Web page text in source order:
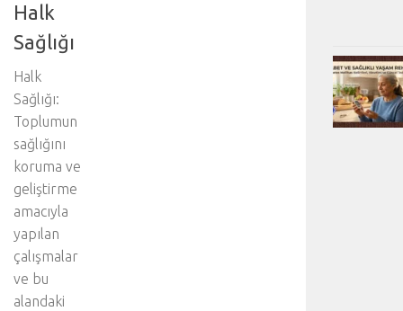
Halk
Sağlığı
Halk
Sağlığı:
Toplumun
sağlığını
koruma ve
geliştirme
amacıyla
yapılan
çalışmalar
ve bu
alandaki